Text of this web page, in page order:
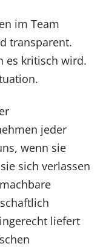
im Team
transparent.
es kritisch wird.
jeder
wenn sie
sich verlassen
liefert